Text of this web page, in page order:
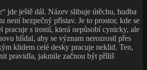
jde ještě dál. Název slibuje útěchu, hudba
není bezpečný přístav. Je to prostor, kde se
pracuje s ironií, která nepůsobí cynicky, ale
hlídal, aby se význam nerozrostl přes
klidem celé desky pracuje neklid. Ten,
pravidla, jakmile začnou být příliš